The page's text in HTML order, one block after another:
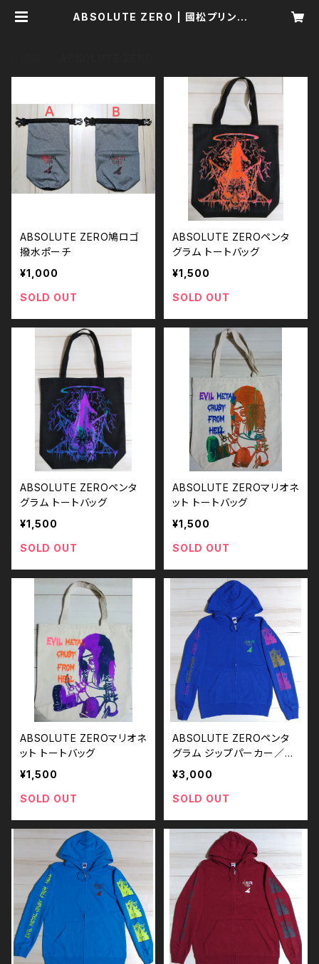
ABSOLUTE ZERO | 國松プリント
ABSOLUTE ZERO鳩ロゴ
撥水ポーチ
¥1,000
SOLD OUT
ABSOLUTE ZEROペンタ
グラム トートバッグ
¥1,500
SOLD OUT
ABSOLUTE ZEROペンタ
グラム トートバッグ
¥1,500
SOLD OUT
ABSOLUTE ZEROマリオネ
ット トートバッグ
¥1,500
SOLD OUT
ABSOLUTE ZEROマリオネ
ット トートバッグ
¥1,500
SOLD OUT
ABSOLUTE ZEROペンタ
グラム ジップパーカー／S
サイズ
¥3,000
SOLD OUT